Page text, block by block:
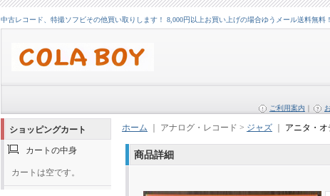
中古レコード、特撮ソフビその他買い取りします！ 8,000円以上お買い上げの場合ゆうメール送料無料
ご利用案内
ショッピングカート
カートの中身
カートは空です。
ホーム ｜ アナログ・レコード > ジャズ アニタ・
商品詳細